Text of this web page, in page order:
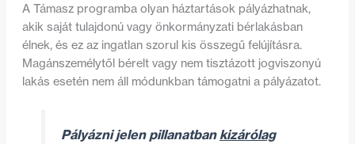
A Támasz programba olyan háztartások pályázhatnak,
akik saját tulajdonú vagy önkormányzati bérlakásban
élnek, és ez az ingatlan szorul kis összegű felújításra.
Magánszemélytől bérelt vagy nem tisztázott jogviszonyú
lakás esetén nem áll módunkban támogatni a pályázatot.
Pályázni jelen pillanatban kizárólag